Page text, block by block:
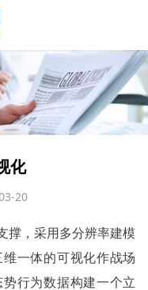
化
20
撑，采用多分辨率建模
一体的可视化作战场
行为数据构建一个立